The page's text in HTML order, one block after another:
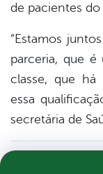
de pacientes do
“Estamos
parceria, que
classe, que há
essa
secretária de